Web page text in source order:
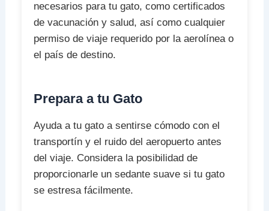
necesarios para tu gato, como certificados
de vacunación y salud, así como cualquier
permiso de viaje requerido por la aerolínea o
el país de destino.
Prepara a tu Gato
Ayuda a tu gato a sentirse cómodo con el
transportín y el ruido del aeropuerto antes
del viaje. Considera la posibilidad de
proporcionarle un sedante suave si tu gato
se estresa fácilmente.